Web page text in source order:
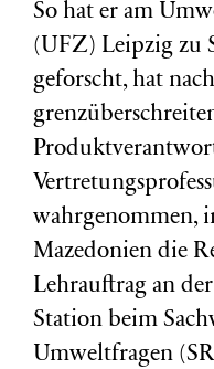
So hat er am
(UFZ) Leipzig zu
geforscht, hat
wahrgenommen,
Mazedonien die
Lehrauftrag an
Station beim
Umweltfragen (